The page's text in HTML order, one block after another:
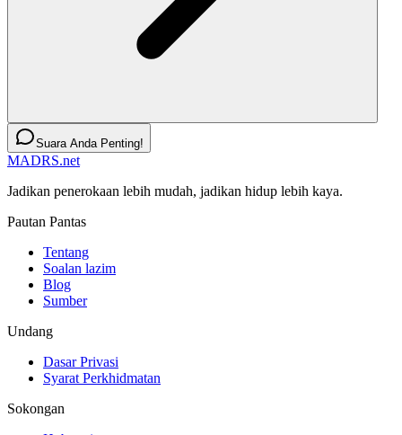
Suara Anda Penting!
MADRS.net
Jadikan penerokaan lebih mudah, jadikan hidup lebih kaya.
Pautan Pantas
Tentang
Soalan lazim
Blog
Sumber
Undang
Dasar Privasi
Syarat Perkhidmatan
Sokongan